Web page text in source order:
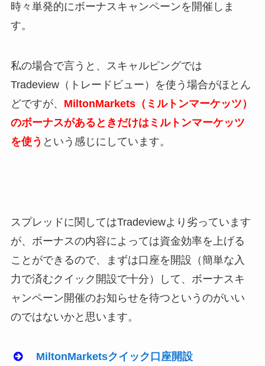
時々単発的にボーナスキャンペーンを開催しま
す。
私の場合で言うと、スキャルピングでは
Tradeview（トレードビュー）を使う場合がほとん
どですが、 MiltonMarkets（ミルトンマーケッツ）
のボーナスがあるときだけはミルトンマーケッツ
を使う という感じにしています。
スプレッドに関してはTradeviewより劣っています
が、ボーナスの内容によっては資金効率を上げる
ことができるので、まずは口座を開設（簡単な入
力で済むクイック開設で十分）して、ボーナスキ
ャンペーン開催のお知らせを待つというのがいい
のではないかと思います。
MiltonMarketsクイック口座開設